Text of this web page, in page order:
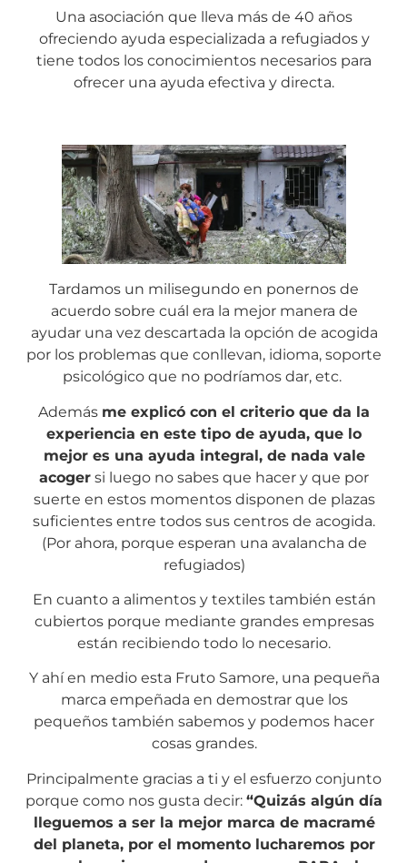
Una asociación que lleva más de 40 años
ofreciendo ayuda especializada a refugiados y
tiene todos los conocimientos necesarios para
ofrecer una ayuda efectiva y directa.
Tardamos un milisegundo en ponernos de
acuerdo sobre cuál era la mejor manera de
ayudar una vez descartada la opción de acogida
por los problemas que conllevan, idioma, soporte
psicológico que no podríamos dar, etc.
Además me explicó con el criterio que da la
experiencia en este tipo de ayuda, que lo
mejor es una ayuda integral, de nada vale
acoger si luego no sabes que hacer y que por
suerte en estos momentos disponen de plazas
suficientes entre todos sus centros de acogida.
(Por ahora, porque esperan una avalancha de
refugiados)
En cuanto a alimentos y textiles también están
cubiertos porque mediante grandes empresas
están recibiendo todo lo necesario.
Y ahí en medio esta Fruto Samore, una pequeña
marca empeñada en demostrar que los
pequeños también sabemos y podemos hacer
cosas grandes.
Principalmente gracias a ti y el esfuerzo conjunto
porque como nos gusta decir: “Quizás algún día
lleguemos a ser la mejor marca de macramé
del planeta, por el momento lucharemos por